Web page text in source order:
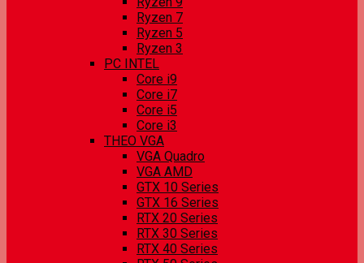
Ryzen 7
Ryzen 5
Ryzen 3
PC INTEL
Core i9
Core i7
Core i5
Core i3
THEO VGA
VGA Quadro
VGA AMD
GTX 10 Series
GTX 16 Series
RTX 20 Series
RTX 30 Series
RTX 40 Series